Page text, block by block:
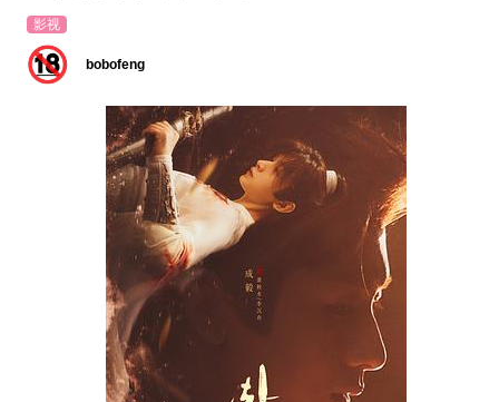
影视
bobofeng